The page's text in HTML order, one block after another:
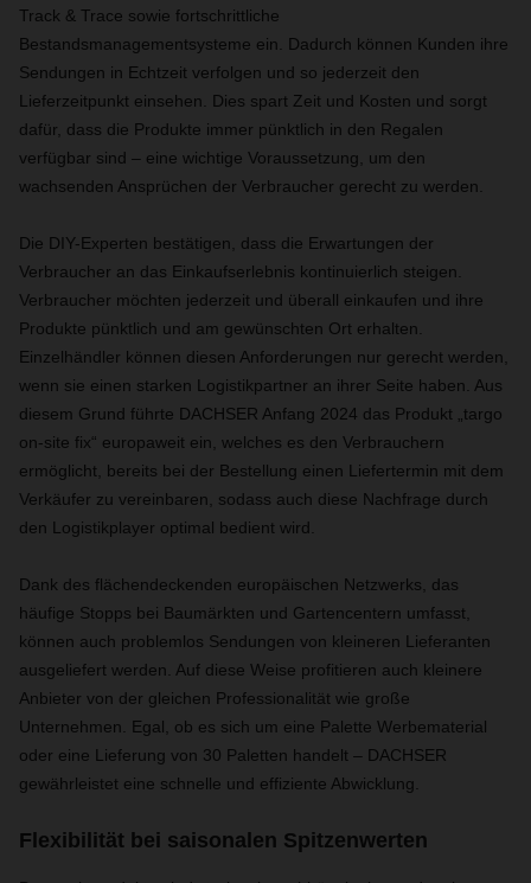
Track & Trace sowie fortschrittliche
Bestandsmanagementsysteme ein. Dadurch können Kunden ihre
Sendungen in Echtzeit verfolgen und so jederzeit den
Lieferzeitpunkt einsehen. Dies spart Zeit und Kosten und sorgt
dafür, dass die Produkte immer pünktlich in den Regalen
verfügbar sind – eine wichtige Voraussetzung, um den
wachsenden Ansprüchen der Verbraucher gerecht zu werden.
Die DIY-Experten bestätigen, dass die Erwartungen der
Verbraucher an das Einkaufserlebnis kontinuierlich steigen.
Verbraucher möchten jederzeit und überall einkaufen und ihre
Produkte pünktlich und am gewünschten Ort erhalten.
Einzelhändler können diesen Anforderungen nur gerecht werden,
wenn sie einen starken Logistikpartner an ihrer Seite haben. Aus
diesem Grund führte DACHSER Anfang 2024 das Produkt „targo
on-site fix“ europaweit ein, welches es den Verbrauchern
ermöglicht, bereits bei der Bestellung einen Liefertermin mit dem
Verkäufer zu vereinbaren, sodass auch diese Nachfrage durch
den Logistikplayer optimal bedient wird.
Dank des flächendeckenden europäischen Netzwerks, das
häufige Stopps bei Baumärkten und Gartencentern umfasst,
können auch problemlos Sendungen von kleineren Lieferanten
ausgeliefert werden. Auf diese Weise profitieren auch kleinere
Anbieter von der gleichen Professionalität wie große
Unternehmen. Egal, ob es sich um eine Palette Werbematerial
oder eine Lieferung von 30 Paletten handelt – DACHSER
gewährleistet eine schnelle und effiziente Abwicklung.
Flexibilität bei saisonalen Spitzenwerten